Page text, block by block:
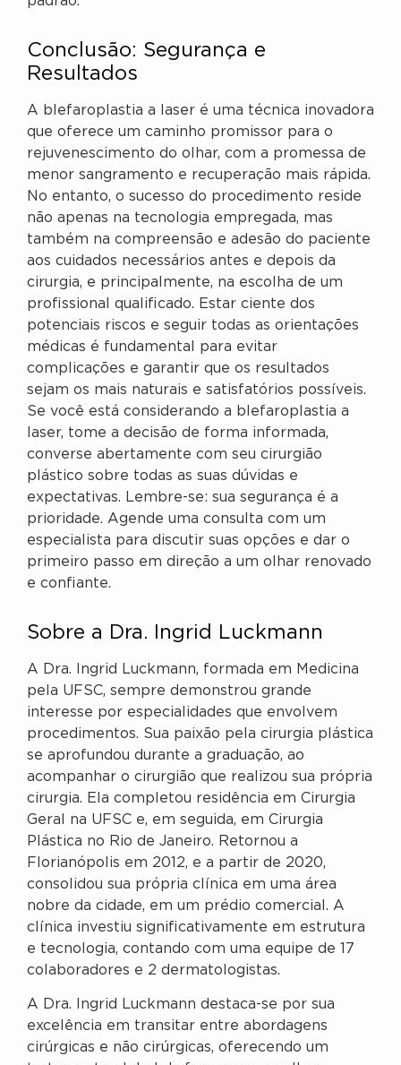
Conclusão: Segurança e
Resultados
A blefaroplastia a laser é uma técnica inovadora
que oferece um caminho promissor para o
rejuvenescimento do olhar, com a promessa de
menor sangramento e recuperação mais rápida.
No entanto, o sucesso do procedimento reside
não apenas na tecnologia empregada, mas
também na compreensão e adesão do paciente
aos cuidados necessários antes e depois da
cirurgia, e principalmente, na escolha de um
profissional qualificado. Estar ciente dos
potenciais riscos e seguir todas as orientações
médicas é fundamental para evitar
complicações e garantir que os resultados
sejam os mais naturais e satisfatórios possíveis.
Se você está considerando a blefaroplastia a
laser, tome a decisão de forma informada,
converse abertamente com seu cirurgião
plástico sobre todas as suas dúvidas e
expectativas. Lembre-se: sua segurança é a
prioridade. Agende uma consulta com um
especialista para discutir suas opções e dar o
primeiro passo em direção a um olhar renovado
e confiante.
Sobre a Dra. Ingrid Luckmann
A Dra. Ingrid Luckmann, formada em Medicina
pela UFSC, sempre demonstrou grande
interesse por especialidades que envolvem
procedimentos. Sua paixão pela cirurgia plástica
se aprofundou durante a graduação, ao
acompanhar o cirurgião que realizou sua própria
cirurgia. Ela completou residência em Cirurgia
Geral na UFSC e, em seguida, em Cirurgia
Plástica no Rio de Janeiro. Retornou a
Florianópolis em 2012, e a partir de 2020,
consolidou sua própria clínica em uma área
nobre da cidade, em um prédio comercial. A
clínica investiu significativamente em estrutura
e tecnologia, contando com uma equipe de 17
colaboradores e 2 dermatologistas.
A Dra. Ingrid Luckmann destaca-se por sua
excelência em transitar entre abordagens
cirúrgicas e não cirúrgicas, oferecendo um